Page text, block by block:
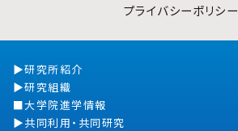
プライバシーポリシー
研究所紹介
研究組織
大学院進学情報
共同利用・共同研究